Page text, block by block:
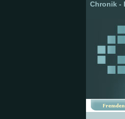
Chronik -